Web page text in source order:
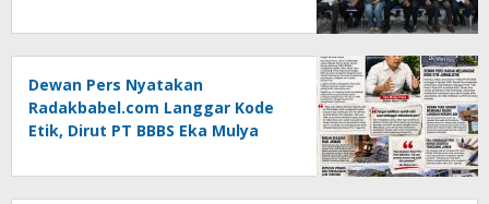
Dewan Pers Nyatakan
Radakbabel.com Langgar Kode
Etik, Dirut PT BBBS Eka Mulya